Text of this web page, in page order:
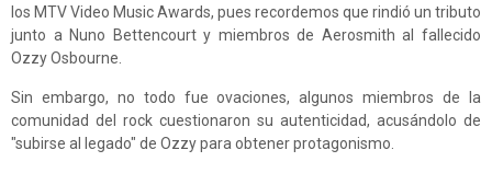
los MTV Video Music Awards, pues recordemos que rindió un tributo
junto a Nuno Bettencourt y miembros de Aerosmith al fallecido
Ozzy Osbourne.
Sin embargo, no todo fue ovaciones, algunos miembros de la
comunidad del rock cuestionaron su autenticidad, acusándolo de
"subirse al legado" de Ozzy para obtener protagonismo.